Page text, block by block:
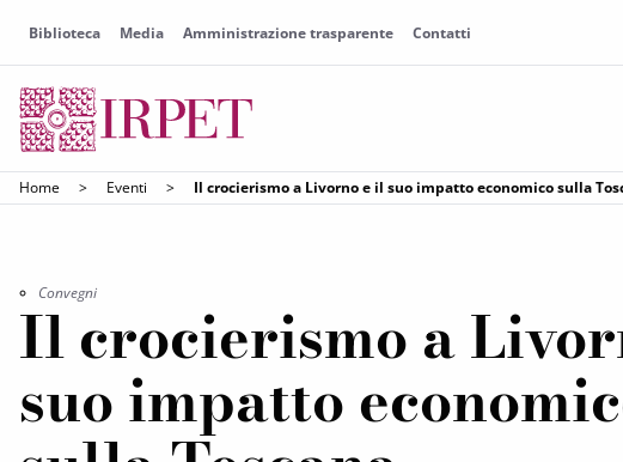
Biblioteca Media Amministrazione trasparente Contatti
Home > Eventi > Il crocierismo a Livorno e il suo impatto economico sulla
Convegni
Il crocierismo a
suo impatto